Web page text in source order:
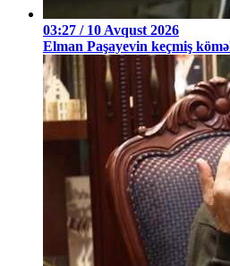
03:27 / 10 Avqust 2026
Elman Paşayevin keçmiş